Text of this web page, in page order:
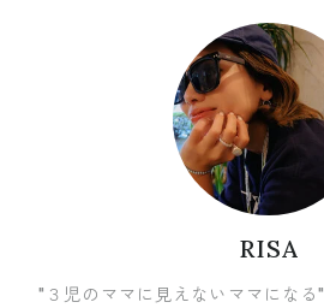
RISA
"３児のママに見えないママになる"